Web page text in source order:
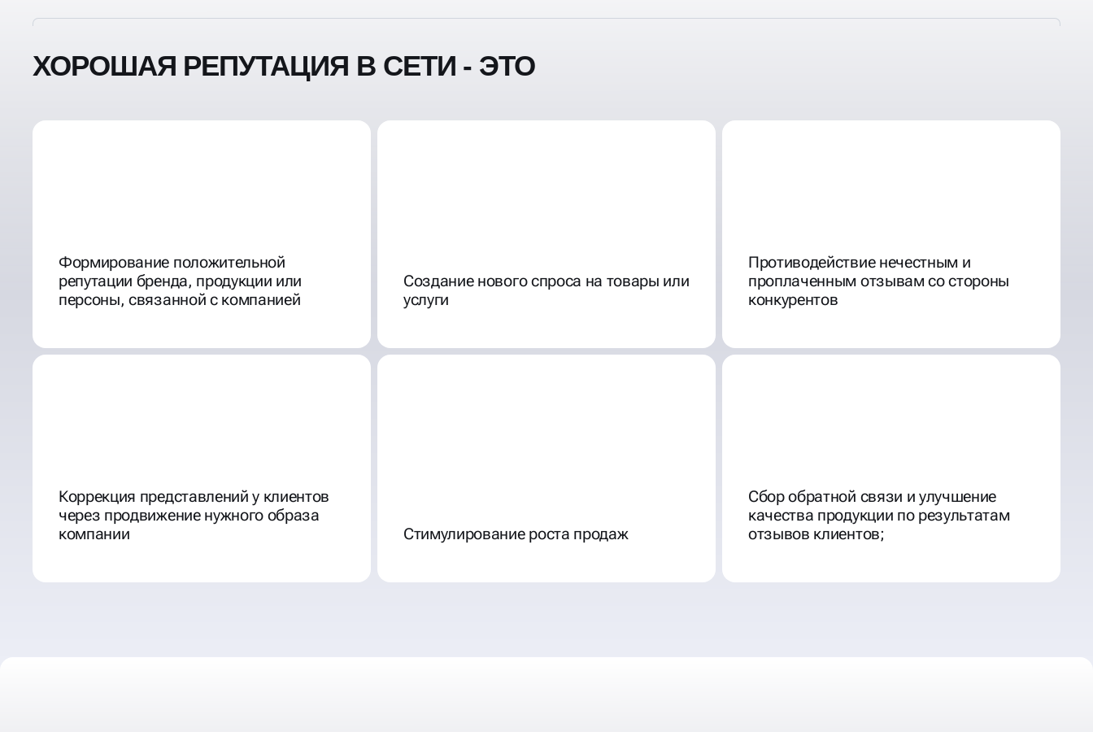
ХОРОШАЯ РЕПУТАЦИЯ В СЕТИ - ЭТО
Формирование положительной
репутации бренда, продукции или
персоны, связанной с компанией
Создание нового спроса на товары или
услуги
Противодействие нечестным и
проплаченным отзывам со стороны
конкурентов
Коррекция представлений у клиентов
через продвижение нужного образа
компании
Стимулирование роста продаж
Сбор обратной связи и улучшение
качества продукции по результатам
отзывов клиентов;